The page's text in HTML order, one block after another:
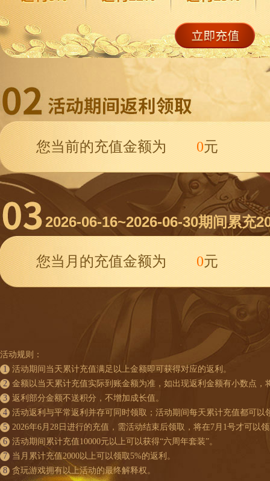
您当前的充值金额为 0元
您当月的充值金额为 0元
2026-06-16~2026-06-30期间累充
立
我的奖品
活动规则：
1 活动期间当天累计充值满足以上金额即可获得对应的返利。
2 金额以当天累计充值实际到账金额为准，如出现返利金额有小数点，
3 返利部分金额不送积分，不增加成长值。
4 活动返利与平常返利并存可同时领取；活动期间每天累计充值都可以
5 2026年6月28日 进行的充值，需活动结束后领取，将在7月1号才可以
6 活动期间累计充值10000元以上可以获得“六周年套装”。
7
当月累计充值2000以上可以领取5%的返利。
8 贪玩游戏拥有以上活动的最终解释权。